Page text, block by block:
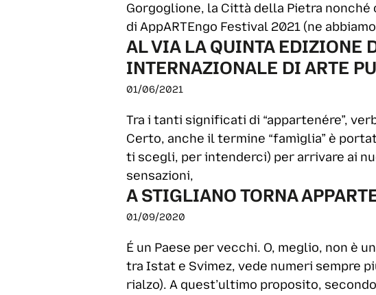
Gorgoglione, la Città della Pietra
di AppARTEngo Festival 2021 (ne
AL VIA LA QUINTA EDIZIONE
INTERNAZIONALE DI ARTE
01/06/2021
Tra i tanti significati di “appartenére”,
Certo, anche il termine “famìglia” è
ti scegli, per intenderci) per arrivare ai
sensazioni,
A STIGLIANO TORNA
01/09/2020
É un Paese per vecchi. O, meglio, non è
tra Istat e Svimez, vede numeri sempre
rialzo). A quest’ultimo proposito,